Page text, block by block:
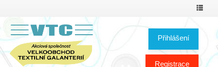
Přihlášení
Registrace